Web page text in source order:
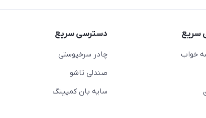
سریع
خواب
دسترسی سریع
چادر سرخپوستی
صندلی تاشو
سایه بان کمپینگ